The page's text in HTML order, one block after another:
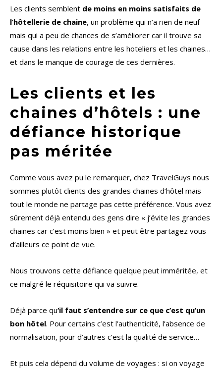
Les clients semblent de moins en moins satisfaits de
l’hôtellerie de chaine, un problème qui n’a rien de neuf
mais qui a peu de chances de s’améliorer car il trouve sa
cause dans les relations entre les hoteliers et les chaines…
et dans le manque de courage de ces dernières.
Les clients et les
chaines d’hôtels : une
défiance historique
pas méritée
Comme vous avez pu le remarquer, chez TravelGuys nous
sommes plutôt clients des grandes chaines d’hôtel mais
tout le monde ne partage pas cette préférence. Vous avez
sûrement déjà entendu des gens dire « j’évite les grandes
chaines car c’est moins bien » et peut être partagez vous
d’ailleurs ce point de vue.
Nous trouvons cette défiance quelque peut imméritée, et
ce malgré le réquisitoire qui va suivre.
Déjà parce qu‘il faut s’entendre sur ce que c’est qu’un
bon hôtel. Pour certains c’est l’authenticité, l’absence de
normalisation, pour d’autres c’est la qualité de service…
Et puis cela dépend du volume de voyages : si on voyage